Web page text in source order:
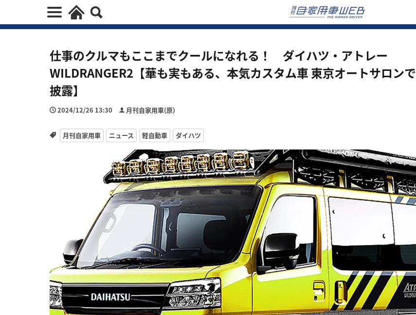
仕事のクルマもここまでクールになれる！ ダイハツ・アトレー
WILDRANGER2【華も実もある、本気カスタム車 東京オートサロンで
披露】
2024/12/26 13:30 月刊自家用車(原)
月刊自家用車 ニュース 軽自動車 ダイハツ